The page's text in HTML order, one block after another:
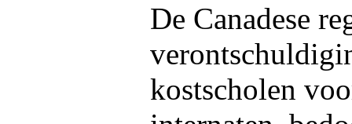
De Canadese
kostscholen